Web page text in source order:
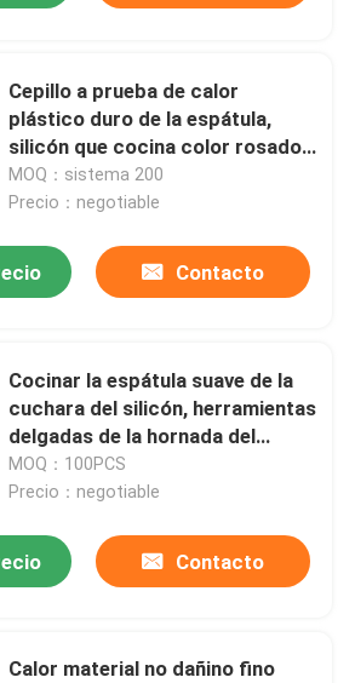
Cepillo a prueba de calor
plástico duro de la espátula,
silicón que cocina color rosado
de la espátula
MOQ：sistema 200
Precio：negotiable
Contacto
Cocinar la espátula suave de la
cuchara del silicón, herramientas
delgadas de la hornada del
cepillo de la espátula de Turner
del silicón
MOQ：100PCS
Precio：negotiable
Contacto
Calor material no dañino fino